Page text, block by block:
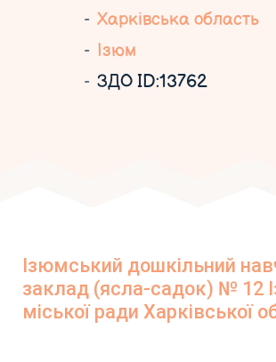
Харківська область
Ізюм
ЗДО ID:13762
Ізюмський дошкільний
заклад (ясла-садок) № 12
міської ради Харківської